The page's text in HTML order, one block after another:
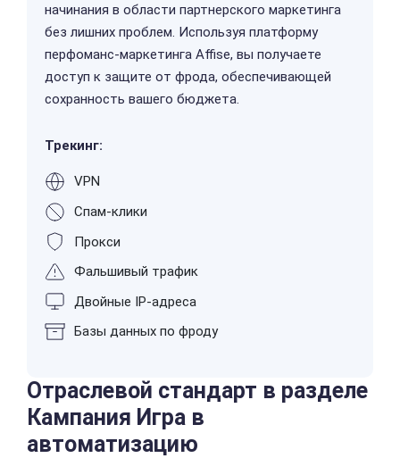
начинания в области партнерского маркетинга
без лишних проблем. Используя платформу
перфоманс-маркетинга Affise, вы получаете
доступ к защите от фрода, обеспечивающей
сохранность вашего бюджета.
Трекинг:
VPN
Спам-клики
Прокси
Фальшивый трафик
Двойные IP-адреса
Базы данных по фроду
Отраслевой стандарт в разделе
Кампания Игра в
автоматизацию